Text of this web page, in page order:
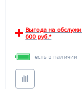
Выгода на
600 руб.*
есть в наличии